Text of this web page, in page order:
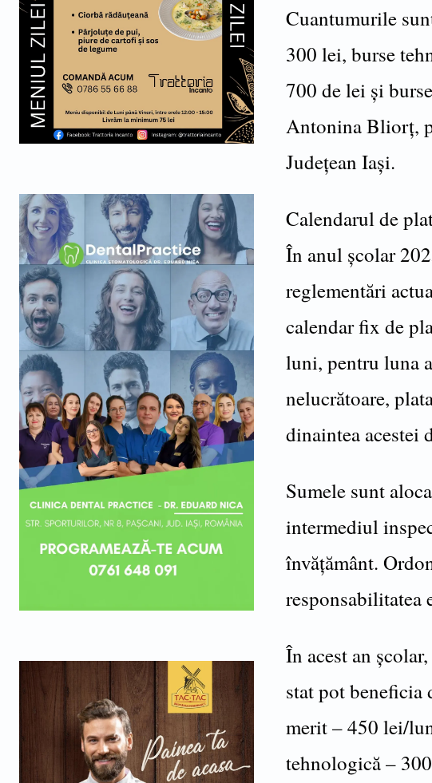
Cuantumurile
300 lei, burse
700 de lei și
Antonina Bliorț,
Județean Iași.
Calendarul de
În anul școlar
reglementări
calendar fix de
luni, pentru luna
nelucrătoare,
dinaintea acestei
Sumele sunt
intermediul
învățământ.
responsabilitatea
În acest an
stat pot beneficia
merit – 450 lei/
tehnologică –